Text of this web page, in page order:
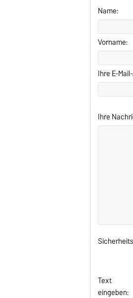
Name:
Vorname:
Ihre E-
Ihre
Text
eingeben: